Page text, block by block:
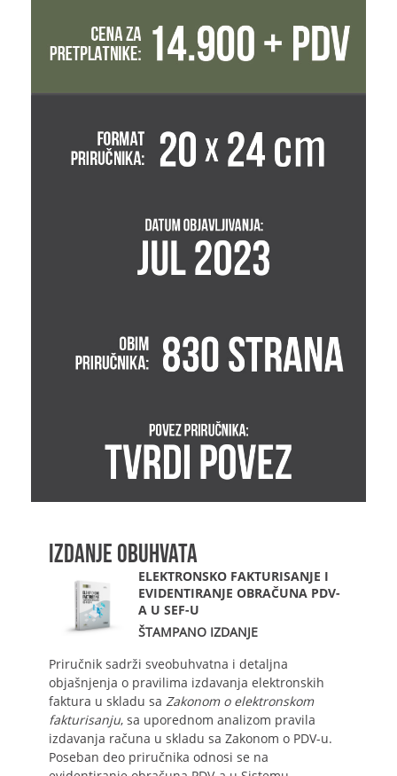
IZDANJE OBUHVATA
ELEKTRONSKO FAKTURISANJE I
EVIDENTIRANJE OBRAČUNA PDV-
A U SEF-U
ŠTAMPANO IZDANJE
Priručnik sadrži sveobuhvatna i detaljna
objašnjenja o pravilima izdavanja elektronskih
faktura u skladu sa Zakonom o elektronskom
fakturisanju, sa uporednom analizom pravila
izdavanja računa u skladu sa Zakonom o PDV-u.
Poseban deo priručnika odnosi se na